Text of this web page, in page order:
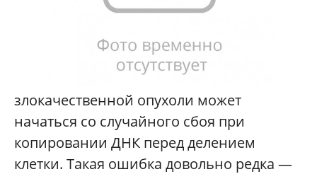
злокачественной опухоли может
начаться со случайного сбоя при
копировании ДНК перед делением
клетки. Такая ошибка довольно редка —